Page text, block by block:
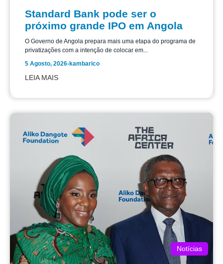
Standard Bank pode ser o
próximo grande IPO em Angola
O Governo de Angola prepara mais uma etapa do programa de
privatizações com a intenção de colocar em...
5 Agosto, 2026-kambarico
LEIA MAIS
Notícias